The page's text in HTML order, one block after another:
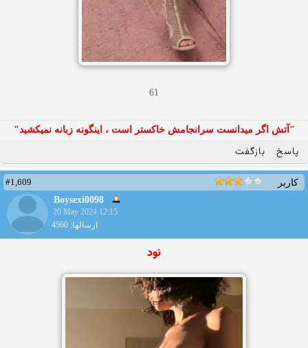
61
"آتش اگر ميدانست سرانجامش خاكستر است ، اينگونه زبانه نميكشيد"
پاسخ بازگفت
کاربر
#1,609
Boysexi0098
20 May 2024 12:15
ارسالها: 4560
نود